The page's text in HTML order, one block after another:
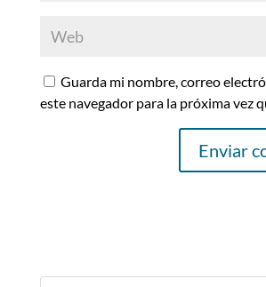
Guarda mi nombre, correo
este navegador para la próxima vez